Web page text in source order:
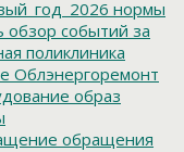
нормы
обзор событий за
поликлиника
Облэнергоремонт
образ
обращения